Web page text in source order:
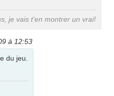
je vais t'en montrer un vrai!
à 12:53
du jeu.